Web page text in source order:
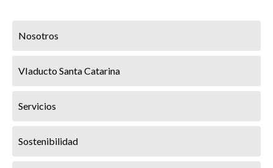
Nosotros
VIaducto Santa Catarina
Servicios
Sostenibilidad